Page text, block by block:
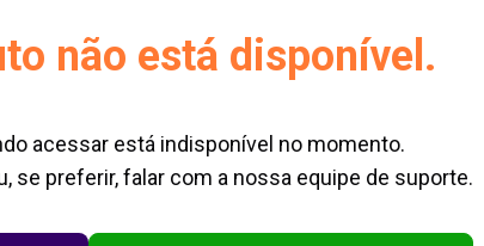
não está disponível.
acessar está indisponível no momento.
se preferir, falar com a nossa equipe de suporte.